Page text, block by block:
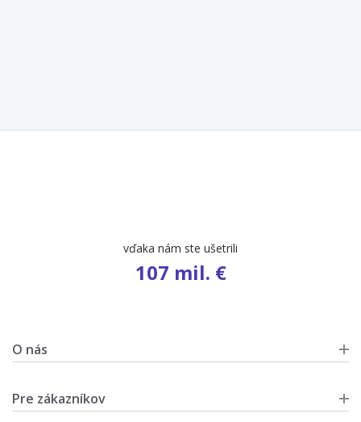
počet ponúk
9 460
O nás
Pre zákazníkov